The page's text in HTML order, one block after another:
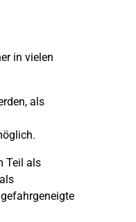
in vielen
als
Teil als